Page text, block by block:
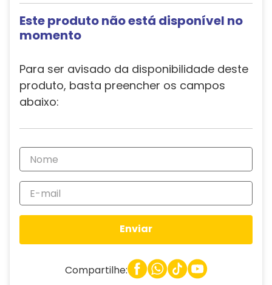
Este produto não está disponível no
momento
Para ser avisado da disponibilidade deste
produto, basta preencher os campos
abaixo:
Enviar
Compartilhe: